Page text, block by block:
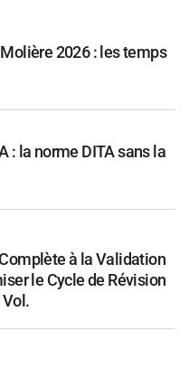
2026 : les temps
: la norme DITA sans la
à la Validation
le Cycle de Révision